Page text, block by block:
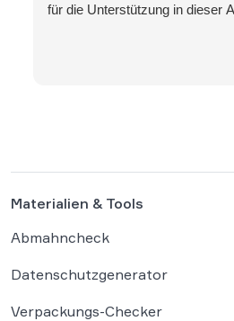
für die Unterstützung in dieser
Materialien & Tools
Abmahncheck
Datenschutzgenerator
Verpackungs-Checker